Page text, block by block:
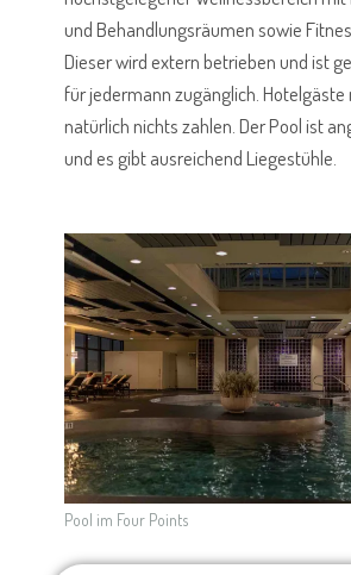
und Behandlungsräumen sowie
Dieser wird extern betrieben und ist
für jedermann zugänglich. Hotelgäste
natürlich nichts zahlen. Der Pool ist
und es gibt ausreichend Liegestühle.
Pool im Four Points